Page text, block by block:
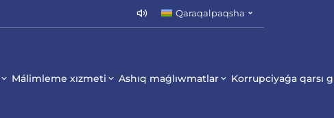
Qaraqalpaqsha
Málimleme xızmeti Ashıq maǵlıwmatlar Korrupciyaǵa qarsı